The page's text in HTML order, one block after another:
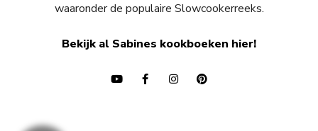
waaronder de populaire Slowcookerreeks.
Bekijk al Sabines kookboeken hier!